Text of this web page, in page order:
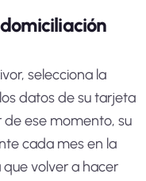
selecciona la
datos de su tarjeta
de ese momento, su
cada mes en la
volver a hacer